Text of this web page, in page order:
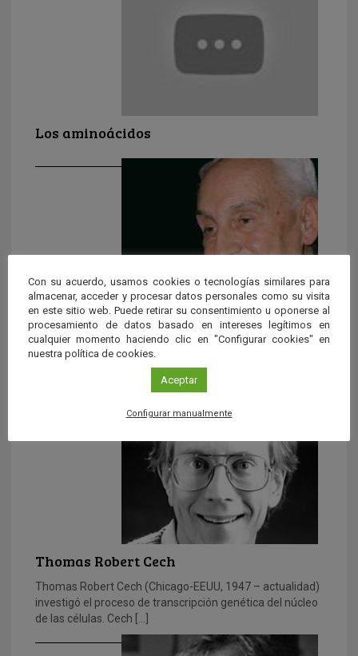
Los aminoácidos
Severo Ochoa
Severo Ochoa (Luarca- Asturias-,1905 – Madrid, 1993) ,
Thomas Robert Cech
Thomas Robert Cech (Chicago-EEUU, 1947 – actualidad)
investigó el proceso de transcripción genética del núcleo
de las células. Cech […]
Con su acuerdo, usamos cookies o tecnologías similares para
almacenar, acceder y procesar datos personales como su visita
en este sitio web. Puede retirar su consentimiento u oponerse al
procesamiento de datos basado en intereses legítimos en
cualquier momento haciendo clic en "Configurar cookies" en
nuestra política de cookies.
Aceptar
Configurar manualmente